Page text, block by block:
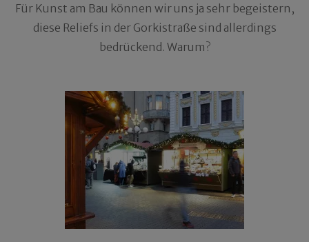
Für Kunst am Bau können wir uns ja sehr begeistern,
diese Reliefs in der Gorkistraße sind allerdings
bedrückend. Warum?